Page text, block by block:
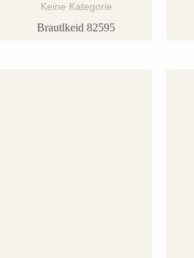
Keine Kategorie
Brautlkeid 82595